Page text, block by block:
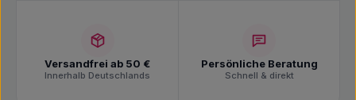
Versandfrei ab 50 €
Innerhalb Deutschlands
Persönliche Beratung
Schnell & direkt